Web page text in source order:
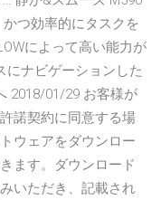
つ効率的にタスクを
によって高い能力が
にナビゲーションした
2018/01/29 お客様が
諾契約に同意する場
ウェアをダウンロー
ます。ダウンロード
いただき、記載され